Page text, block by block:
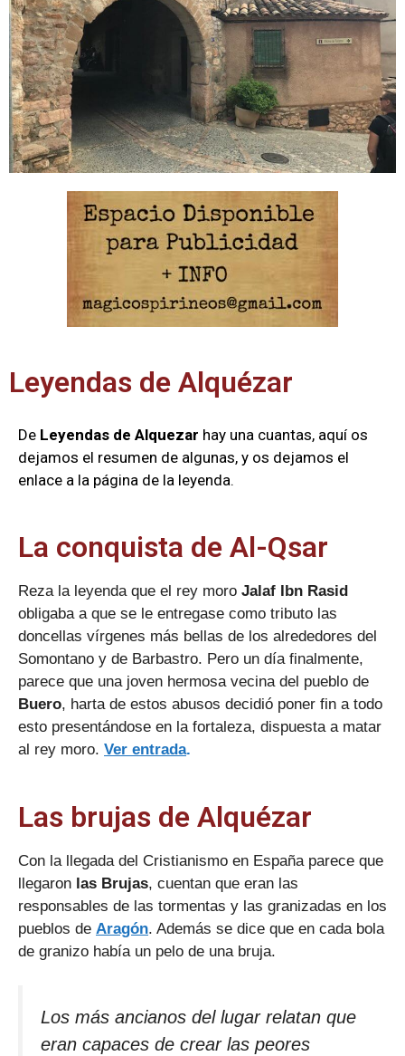
Leyendas de Alquézar
De Leyendas de Alquezar hay una cuantas, aquí os
dejamos el resumen de algunas, y os dejamos el
enlace a la página de la leyenda.
La conquista de Al-Qsar
Reza la leyenda que el rey moro Jalaf Ibn Rasid
obligaba a que se le entregase como tributo las
doncellas vírgenes más bellas de los alrededores del
Somontano y de Barbastro. Pero un día finalmente,
parece que una joven hermosa vecina del pueblo de
Buero, harta de estos abusos decidió poner fin a todo
esto presentándose en la fortaleza, dispuesta a matar
al rey moro. Ver entrada.
Las brujas de Alquézar
Con la llegada del Cristianismo en España parece que
llegaron las Brujas, cuentan que eran las
responsables de las tormentas y las granizadas en los
pueblos de Aragón. Además se dice que en cada bola
de granizo había un pelo de una bruja.
Los más ancianos del lugar relatan que
eran capaces de crear las peores